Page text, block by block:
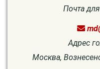
Почта
Адрес
Москва,